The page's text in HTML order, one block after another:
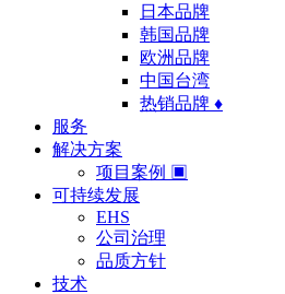
日本品牌
韩国品牌
欧洲品牌
中国台湾
热销品牌 ♦
服务
解决方案
项目案例 ▣
可持续发展
EHS
公司治理
品质方针
技术